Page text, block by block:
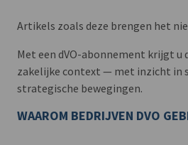
Artikels zoals deze brengen het
Met een dVO-abonnement krijgt u
zakelijke context — met inzicht in
strategische bewegingen.
WAAROM BEDRIJVEN DVO